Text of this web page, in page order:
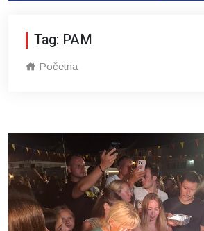
Tag: PAM
Početna